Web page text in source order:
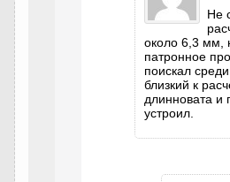
Не
около 6,3 мм,
патронное
поискал
близкий к
длинновата и
устроил.